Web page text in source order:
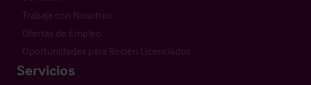
Trabaja con Nosotros
Ofertas de Empleo
Oportunidades para Recién Licenciados
Servicios